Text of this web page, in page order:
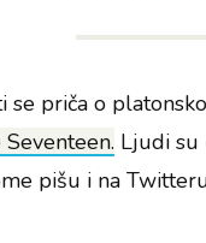
priča o
Seventeen. Ljudi su
pišu i na